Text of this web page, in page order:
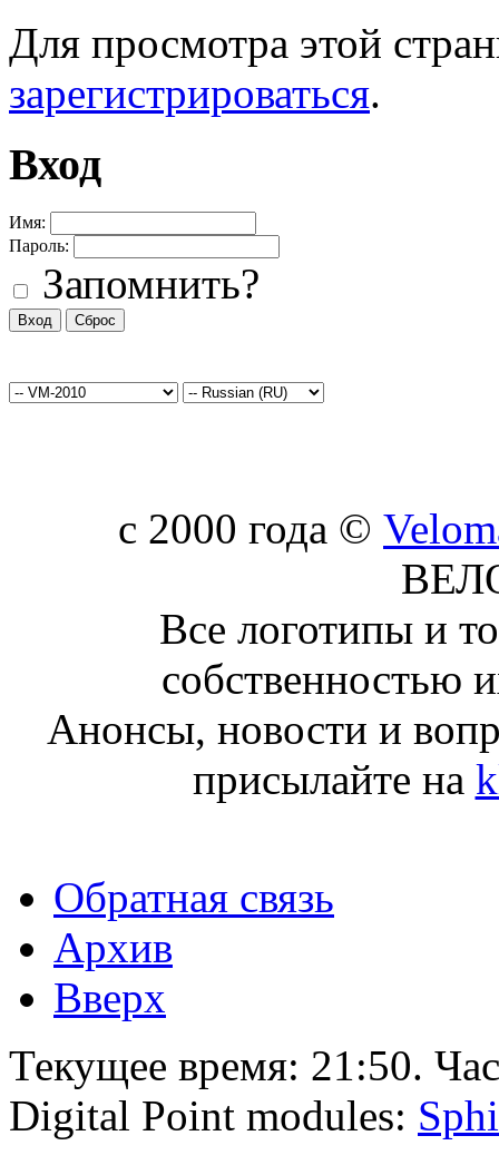
Для просмотра этой
зарегистрироваться.
Вход
Имя:
Пароль:
Запомнить?
c 2000 года ©
Все логотипы и
собственностью
Анонсы, новости и
присылайте на
Обратная связь
Архив
Вверх
Текущее время: 21:50.
Digital Point modules: